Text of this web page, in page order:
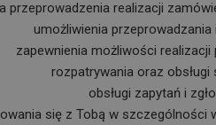
przeprowadzenia realizacji
umożliwienia
zapewnienia możliwości
rozpatrywania oraz obsługi
obsługi zapytań i
się z Tobą w szczególności